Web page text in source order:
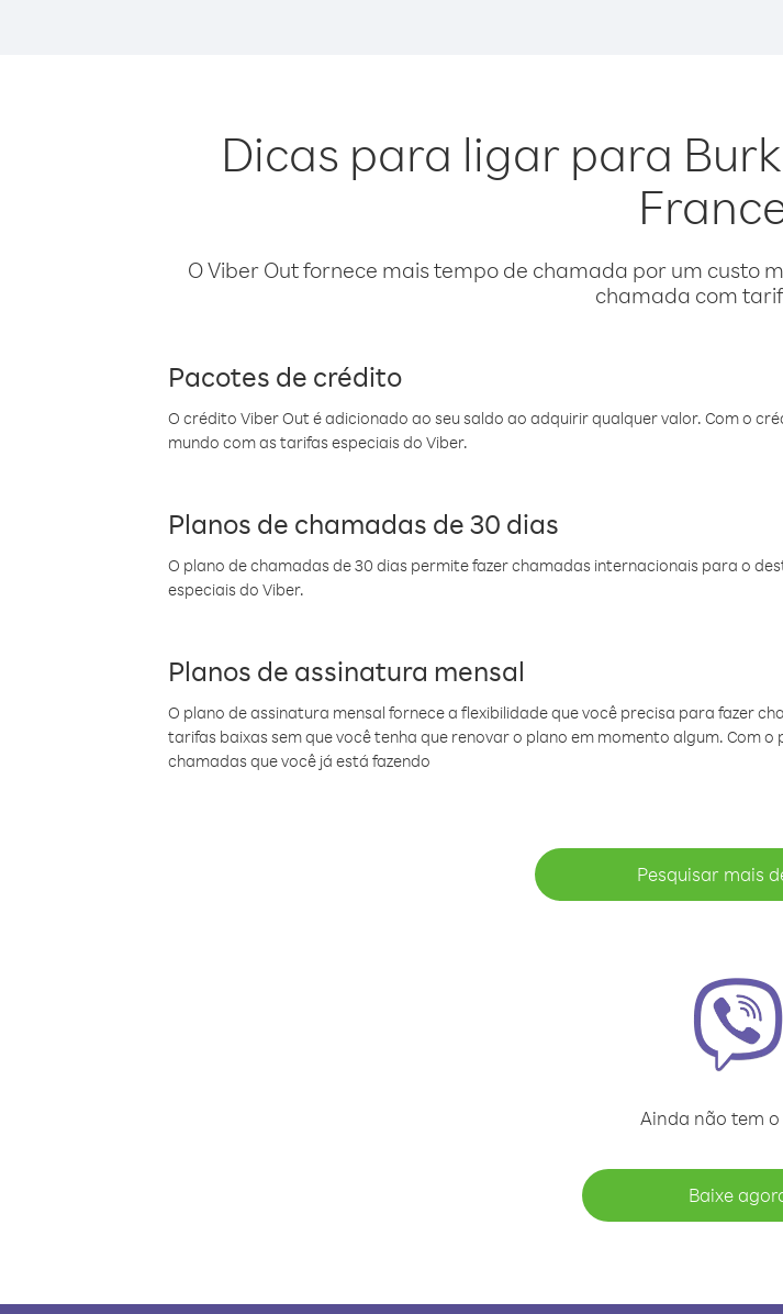
Dicas para ligar para
O Viber Out fornece mais tempo de chamada por um custo
chamada com
Pacotes de crédito
O crédito Viber Out é adicionado ao seu saldo ao adquirir qualquer valor. Com o
mundo com as tarifas especiais do Viber.
Planos de chamadas de 30 dias
O plano de chamadas de 30 dias permite fazer chamadas internacionais para o
especiais do Viber.
Planos de assinatura mensal
O plano de assinatura mensal fornece a flexibilidade que você precisa para fazer
tarifas baixas sem que você tenha que renovar o plano em momento algum. Com
chamadas que você já está fazendo
Pesquisar mais
Ainda não tem o
Baixe